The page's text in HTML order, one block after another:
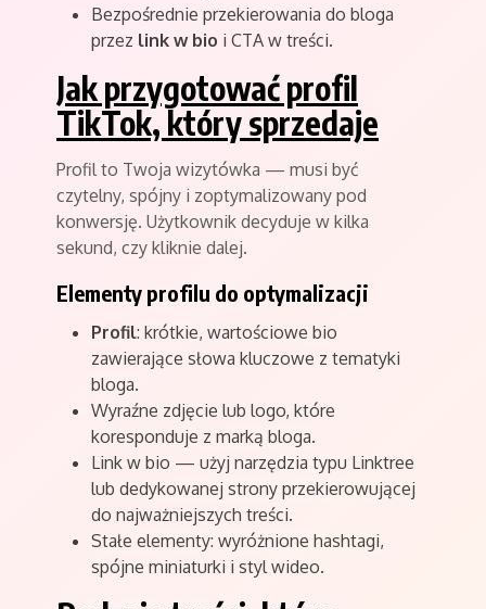
Bezpośrednie przekierowania do bloga
przez link w bio i CTA w treści.
Jak przygotować profil
TikTok, który sprzedaje
Profil to Twoja wizytówka — musi być
czytelny, spójny i zoptymalizowany pod
konwersję. Użytkownik decyduje w kilka
sekund, czy kliknie dalej.
Elementy profilu do optymalizacji
Profil: krótkie, wartościowe bio
zawierające słowa kluczowe z tematyki
bloga.
Wyraźne zdjęcie lub logo, które
koresponduje z marką bloga.
Link w bio — użyj narzędzia typu Linktree
lub dedykowanej strony przekierowującej
do najważniejszych treści.
Stałe elementy: wyróżnione hashtagi,
spójne miniaturki i styl wideo.